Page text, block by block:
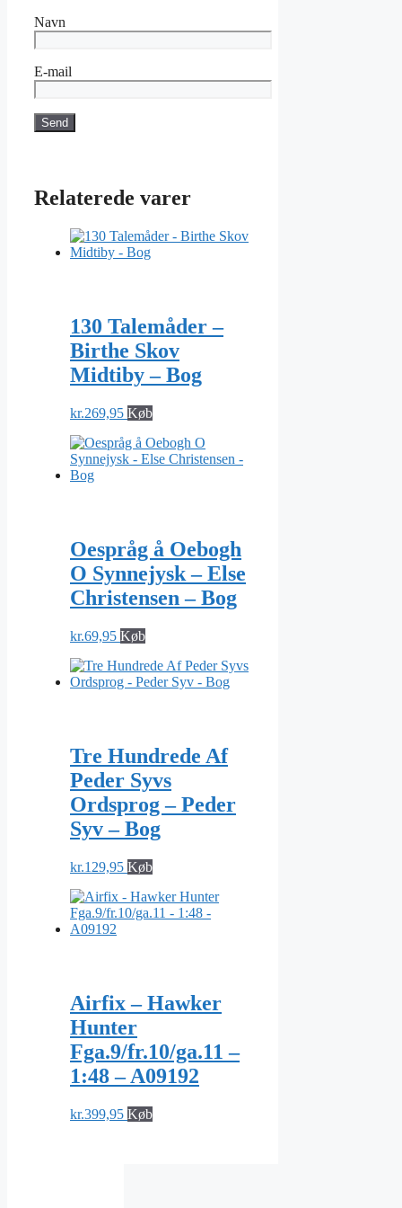
Navn
E-mail
Relaterede varer
130 Talemåder –
Birthe Skov
Midtiby – Bog
kr.269,95 Køb
Oespråg å Oebogh
O Synnejysk – Else
Christensen – Bog
kr.69,95 Køb
Tre Hundrede Af
Peder Syvs
Ordsprog – Peder
Syv – Bog
kr.129,95 Køb
Airfix – Hawker
Hunter
Fga.9/fr.10/ga.11 –
1:48 – A09192
kr.399,95 Køb